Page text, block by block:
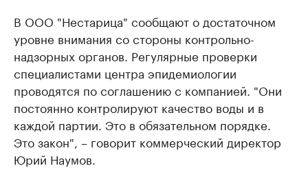
В ООО "Нестарица" сообщают о достаточном
уровне внимания со стороны контрольно-
надзорных органов. Регулярные проверки
специалистами центра эпидемиологии
проводятся по соглашению с компанией. "Они
постоянно контролируют качество воды и в
каждой партии. Это в обязательном порядке.
Это закон", – говорит коммерческий директор
Юрий Наумов.